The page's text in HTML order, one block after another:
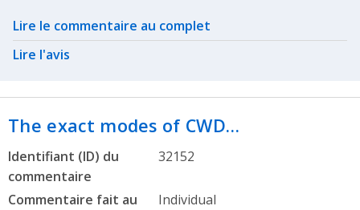
Related actions
Lire le commentaire au complet
Lire l'avis
The exact modes of CWD…
Identifiant (ID) du
commentaire
32152
Commentaire fait au
Individual